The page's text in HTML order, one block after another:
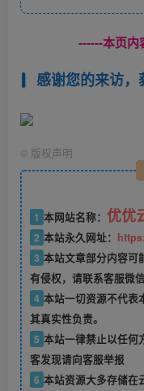
------本页内
感谢您的来访，
© 版权声明
1 本网站名称： 优优
2 本站永久网址：
3 本站文章部分内容可
有侵权，请联系客服微
4 本站一切资源不代表
其真实性负责。
5 本站一律禁止以任何
客发现请向客服举报
6 本站资源大多存储在